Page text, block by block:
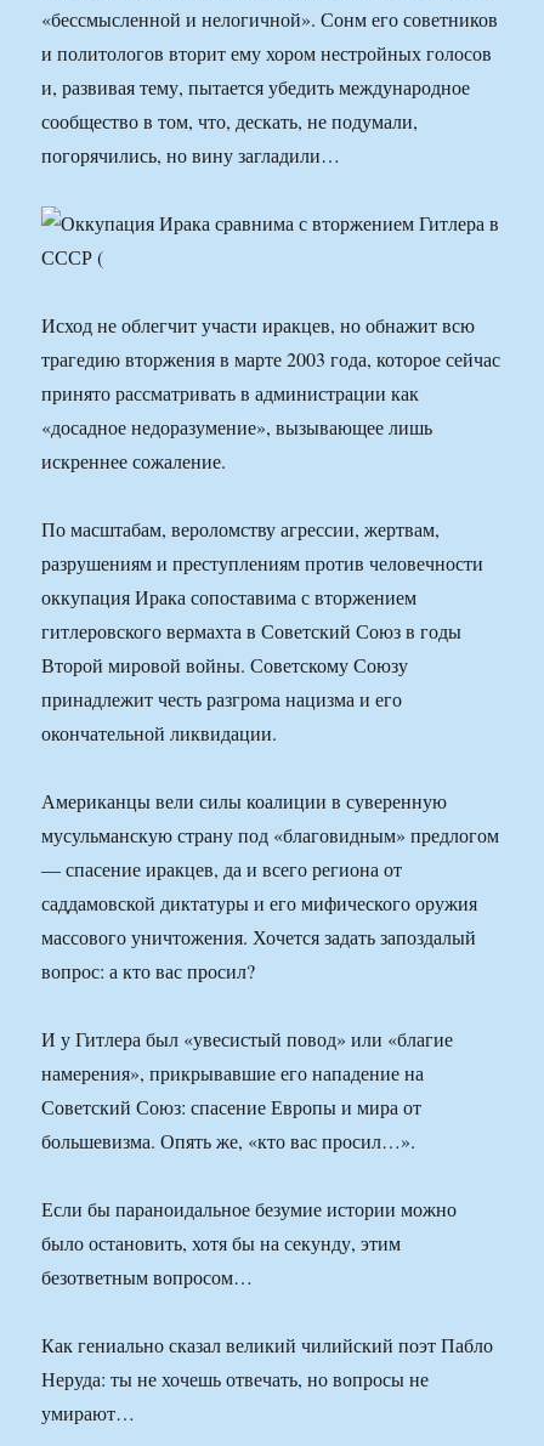
«бессмысленной и нелогичной». Сонм его советников
и политологов вторит ему хором нестройных голосов
и, развивая тему, пытается убедить международное
сообщество в том, что, дескать, не подумали,
погорячились, но вину загладили…
Исход не облегчит участи иракцев, но обнажит всю
трагедию вторжения в марте 2003 года, которое сейчас
принято рассматривать в администрации как
«досадное недоразумение», вызывающее лишь
искреннее сожаление.
По масштабам, вероломству агрессии, жертвам,
разрушениям и преступлениям против человечности
оккупация Ирака сопоставима с вторжением
гитлеровского вермахта в Советский Союз в годы
Второй мировой войны. Советскому Союзу
принадлежит честь разгрома нацизма и его
окончательной ликвидации.
Американцы вели силы коалиции в суверенную
мусульманскую страну под «благовидным» предлогом
— спасение иракцев, да и всего региона от
саддамовской диктатуры и его мифического оружия
массового уничтожения. Хочется задать запоздалый
вопрос: а кто вас просил?
И у Гитлера был «увесистый повод» или «благие
намерения», прикрывавшие его нападение на
Советский Союз: спасение Европы и мира от
большевизма. Опять же, «кто вас просил…».
Если бы параноидальное безумие истории можно
было остановить, хотя бы на секунду, этим
безответным вопросом…
Как гениально сказал великий чилийский поэт Пабло
Неруда: ты не хочешь отвечать, но вопросы не
умирают…